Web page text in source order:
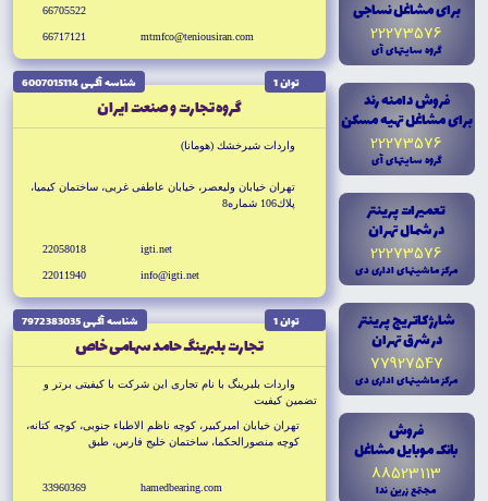
براى مشاغل نساجى
22273576
گروه سايتهاى آى
فروش دامنه رند
براى مشاغل تهيه مسکن
22273576
گروه سايتهاى آى
تعميرات پرينتر
در شمال تهران
22273576
مرکز ماشينهاى ادارى دى
شارژ کاتريج پرينتر
در شرق تهران
77927547
مرکز ماشينهاى ادارى دى
فروش
بانک موبايل مشاغل
88523113
مجتمع زرين ندا
mtmfco@teniousiran.com
66705522
66717121
توان 1 شناسه آگهى 6007015114
گروه تجارت و صنعت ايران
واردات شيرخشك (هومانا)
تهران خيابان وليعصر، خيابان عاطفى غربى، ساختمان كيميا،
پلاك106 شماره8
igti.net
info@igti.net
22058018
22011940
توان 1 شناسه آگهى 7972383035
تجارت بلبرينگ حامد سهامى خاص
واردات بلبرينگ با نام تجارى اين شركت با كيفيتى برتر و
تضمين كيفيت
تهران خيابان اميركبير، كوچه ناظم الاطباء جنوبى، كوچه كتانه،
كوچه منصورالحكما، ساختمان خليج فارس، طبق
hamedbearing.com
33960369